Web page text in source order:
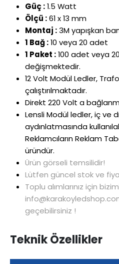
Güç :1.5 Watt
Ölçü :61 x 13 mm
Montaj :3M yapışkan
1 Bağ :10 veya 20 adet
1 Paket :100 adet veya
değişmektedir.
12 Volt Modül Ledler,
çalıştırılmaktadır.
Direkt 220 Volt a
Lensli Modül ledler, iç ve
aydınlatmasında
Reklamcıların Reklam
üründür.
Ürün görseli temsilidir!
Lütfen güncel stok ve
Toplu alımlarınız için
geçebilirsiniz !
Teknik Özellikler